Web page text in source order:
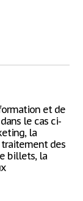
et de
le cas ci-
la
des
billets, la